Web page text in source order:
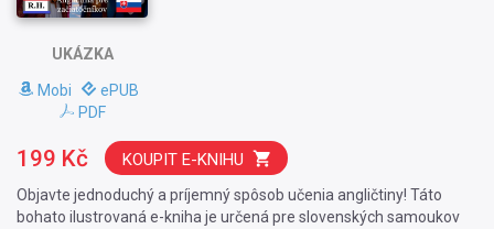
UKÁZKA
Mobi
ePUB
PDF
Objavte jednoduchý a príjemný spôsob učenia angličtiny! Táto
bohato ilustrovaná e-kniha je určená pre slovenských samoukov
199 Kč KOUPIT E-KNIHU